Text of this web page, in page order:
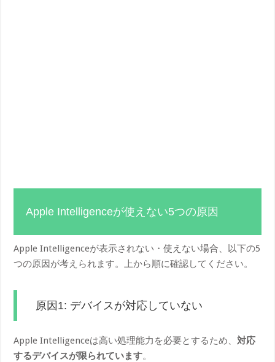
Apple Intelligenceが使えない5つの原因
Apple Intelligenceが表示されない・使えない場合、以下の5
つの原因が考えられます。上から順に確認してください。
原因1: デバイスが対応していない
Apple Intelligenceは高い処理能力を必要とするため、対応
するデバイスが限られています。